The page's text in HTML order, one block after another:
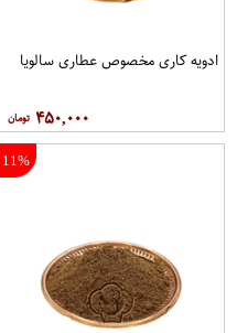
ادویه کاری مخصوص عطاری سالویا
۴۵۰,۰۰۰
11%